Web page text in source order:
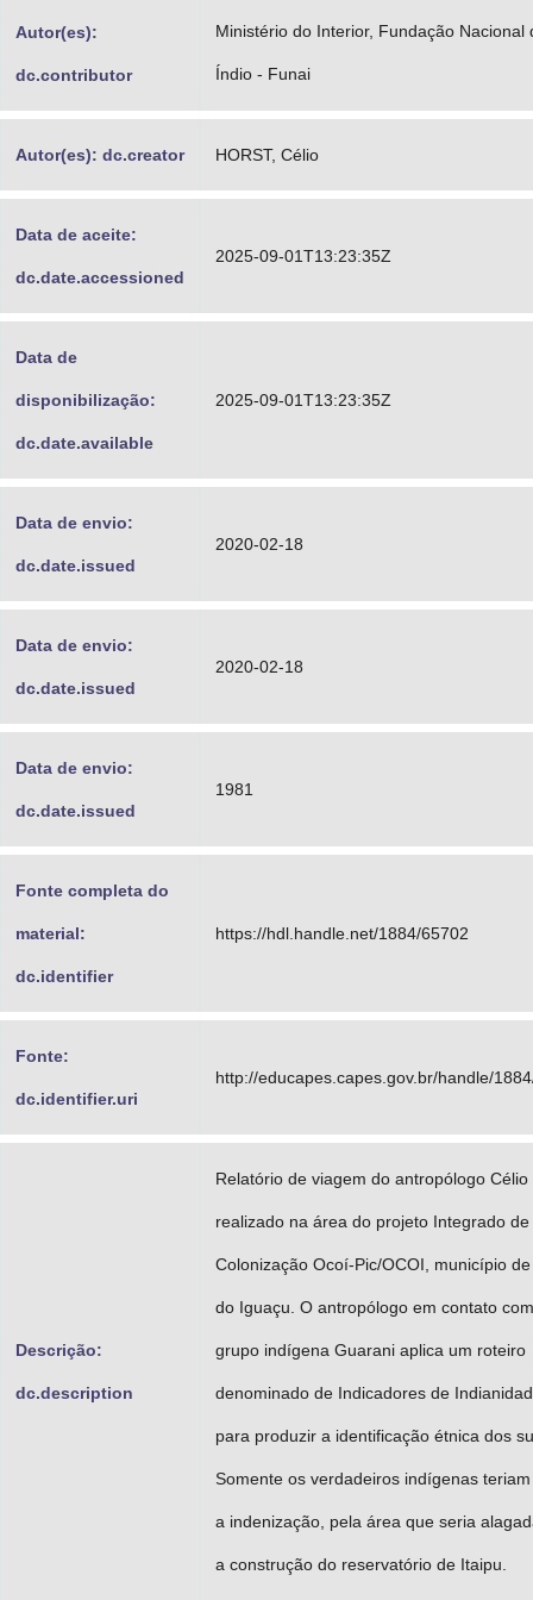
Banco Central do Brasil
Autor(es):
dc.contributor
Ministério do Interior, Fundação Nacional
Índio - Funai
Autor(es): dc.creator HORST, Célio
Data de aceite:
dc.date.accessioned
2025-09-01T13:23:35Z
Data de
disponibilização:
dc.date.available
2025-09-01T13:23:35Z
Data de envio:
dc.date.issued
2020-02-18
Data de envio:
dc.date.issued
2020-02-18
Data de envio:
dc.date.issued
1981
Fonte completa do
material:
dc.identifier
https://hdl.handle.net/1884/65702
Fonte:
dc.identifier.uri
http://educapes.capes.gov.br/handle/
Descrição:
dc.description
Relatório de viagem do antropólogo Célio
realizado na área do projeto Integrado de
Colonização Ocoí-Pic/OCOI, município
do Iguaçu. O antropólogo em contato
grupo indígena Guarani aplica um roteiro
denominado de Indicadores de
para produzir a identificação étnica dos
Somente os verdadeiros indígenas
a indenização, pela área que seria
a construção do reservatório de Itaipu.